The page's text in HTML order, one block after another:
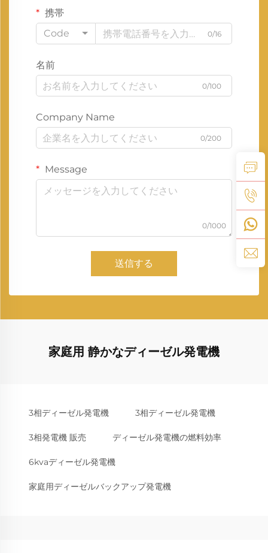
携帯
Code
0/16
名前
0/100
Company Name
0/200
Message
0/1000
送信する
家庭用 静かなディーゼル発電機
3相ディーゼル発電機 3相ディーゼル発電機
3相発電機 販売 ディーゼル発電機の燃料効率
6kvaディーゼル発電機
家庭用ディーゼルバックアップ発電機